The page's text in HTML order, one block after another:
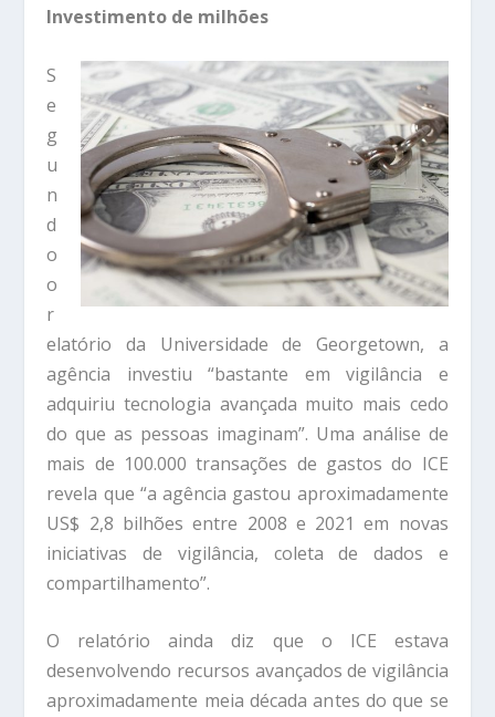
Investimento de milhões
S
e
g
u
n
d
o
o
r
elatório da Universidade de Georgetown, a
agência investiu “bastante em vigilância e
adquiriu tecnologia avançada muito mais cedo
do que as pessoas imaginam”. Uma análise de
mais de 100.000 transações de gastos do ICE
revela que “a agência gastou aproximadamente
US$ 2,8 bilhões entre 2008 e 2021 em novas
iniciativas de vigilância, coleta de dados e
compartilhamento”.
O relatório ainda diz que o ICE estava
desenvolvendo recursos avançados de vigilância
aproximadamente meia década antes do que se